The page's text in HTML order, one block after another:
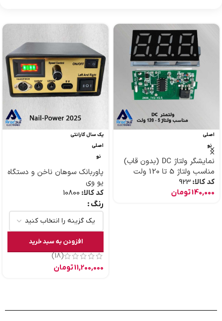
اصلی
نو
نمایشگر ولتاژ DC (بدون قاب)
مناسب ولتاژ 5 تا 120 ولت
کد کالا: 923
140,000تومان
یک سال گارانتی
اصلی
نو
پاوربانک سوهان ناخن و دستگاه
یو وی
کد کالا: 10800
رنگ
افزودن به سبد خرید
(18)
11,200,000تومان